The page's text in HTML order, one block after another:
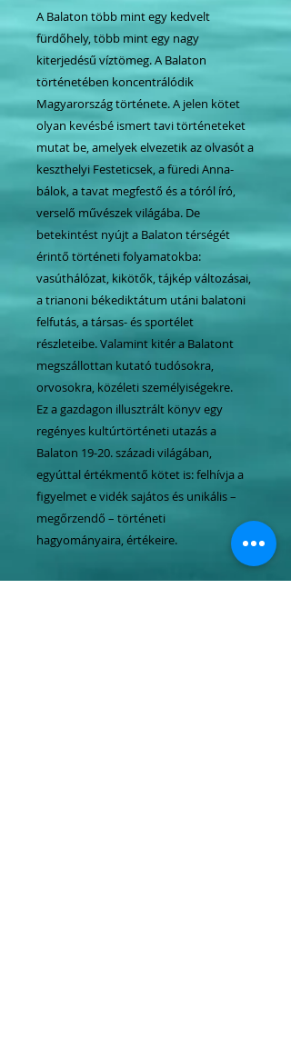
A Balaton több mint egy kedvelt
fürdőhely, több mint egy nagy
kiterjedésű víztömeg. A Balaton
történetében koncentrálódik
Magyarország története. A jelen kötet
olyan kevésbé ismert tavi történeteket
mutat be, amelyek elvezetik az olvasót a
keszthelyi Festeticsek, a füredi Anna-
bálok, a tavat megfestő és a tóról író,
verselő művészek világába. De
betekintést nyújt a Balaton térségét
érintő történeti folyamatokba:
vasúthálózat, kikötők, tájkép változásai,
a trianoni békediktátum utáni balatoni
felfutás, a társas- és sportélet
részleteibe. Valamint kitér a Balatont
megszállottan kutató tudósokra,
orvosokra, közéleti személyiségekre.
Ez a gazdagon illusztrált könyv egy
regényes kultúrtörténeti utazás a
Balaton 19-20. századi világában,
egyúttal értékmentő kötet is: felhívja a
figyelmet e vidék sajátos és unikális –
megőrzendő – történeti
hagyományaira, értékeire.